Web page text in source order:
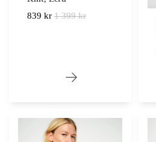
839 kr 1 399 kr